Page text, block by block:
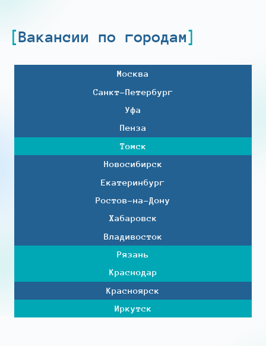
Вакансии по городам
Москва
Санкт-Петербург
Уфа
Пенза
Томск
Новосибирск
Екатеринбург
Ростов-на-Дону
Хабаровск
Владивосток
Рязань
Краснодар
Красноярск
Иркутск